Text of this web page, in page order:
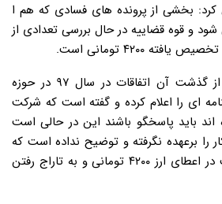
کرد: بخشی از پرونده های فسادی که هم ا
و قوه قضاییه در حال بررسی تعدادی از
۴۲۰۰ تومانی است.
وی خاطرنشان کرد: بعد از گذشت آن اتفاقات در سال ۹۷ در حوزه
ای را اعلام کرده و گفته است که شرکت
اند باید پاسخگو باشند این در حالی است
برعهده نگرفته و توضیح نداده است که
دلیل اینکه سیاست دولت در اعطای ارز ۴۲۰۰ تومانی و به تاراج رفتن